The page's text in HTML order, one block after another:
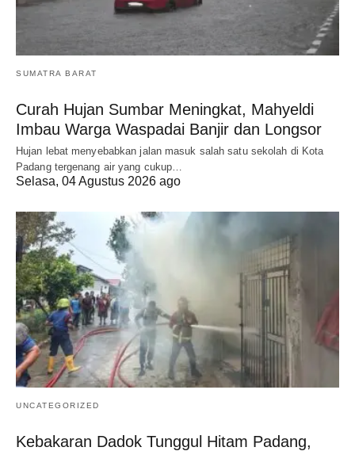
SUMATRA BARAT
Curah Hujan Sumbar Meningkat, Mahyeldi
Imbau Warga Waspadai Banjir dan Longsor
Hujan lebat menyebabkan jalan masuk salah satu sekolah di Kota
Padang tergenang air yang cukup…
Selasa, 04 Agustus 2026 ago
UNCATEGORIZED
Kebakaran Dadok Tunggul Hitam Padang,